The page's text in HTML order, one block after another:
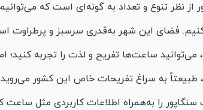
از نظر تنوع و تعداد به گونه‌ای است که
فضای این شهر به‌قدری سرسبز و پرطراوت
می‌توانید ساعت‌ها تفریح و لذت را تجربه کنید؛
به سراغ تفریحات خاص این کشور
سنگاپور را به‌همراه اطلاعات کاربردی مثل